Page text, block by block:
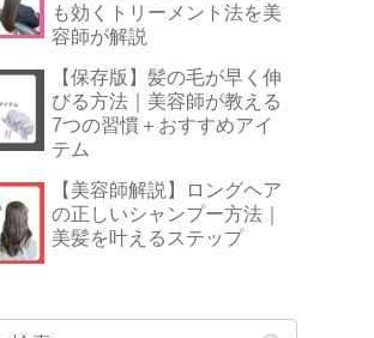
も効くトリーメント法を美
容師が解説
【保存版】髪の毛が早く伸
びる方法｜美容師が教える
7つの習慣＋おすすめアイ
テム
【美容師解説】ロングヘア
の正しいシャンプー方法｜
美髪を叶えるステップ